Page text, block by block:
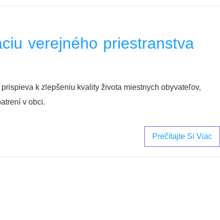
verejného priestranstva
k zlepšeniu kvality života miestnych obyvateľov,
v obci.
Prečítajte Si Viac